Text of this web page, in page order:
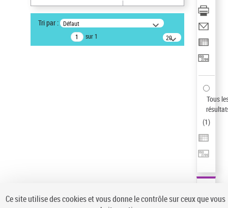
Auteur d’œuvre
Temperton, Rod (1947-2016)
Statut de la notice d’autorité
Tri par : Défaut
sur 1
20
résultats/page
Tous
(1)
Ce site utilise des cookies et vous donne le contrôle sur ceux que vous